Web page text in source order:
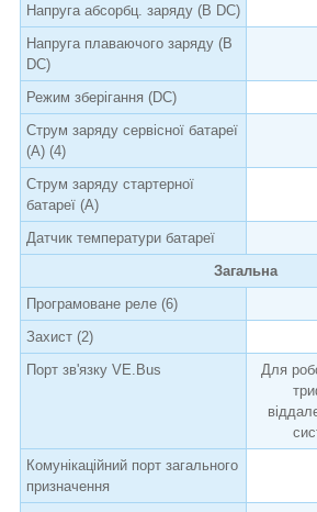
Напруга абсорбц. заряду (В DC)
Напруга плаваючого заряду (В
DC)
Режим зберігання (DC)
Струм заряду сервісної батареї
(А) (4)
Струм заряду стартерної
батареї (А)
Датчик температури батареї
Загальна
Програмоване реле (6)
Захист (2)
Порт зв'язку VE.Bus
Для
Комунікаційний порт загального
призначення